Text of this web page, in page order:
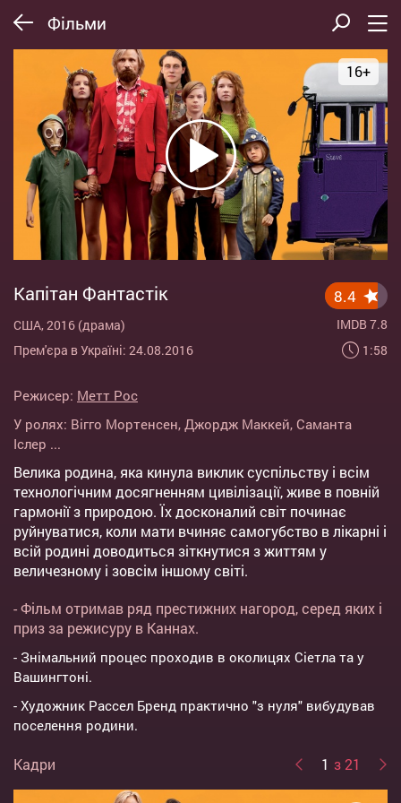
Фільми
16+
Капітан Фантастік
США, 2016 (драма)
Прем'єра в Україні: 24.08.2016
8.4
IMDB 7.8
1:58
Режисер: Метт Рос
У ролях: Вігго Мортенсен, Джордж Маккей, Саманта
Іслер ...
Велика родина, яка кинула виклик суспільству і всім
технологічним досягненням цивілізації, живе в повній
гармонії з природою. Їх досконалий світ починає
руйнуватися, коли мати вчиняє самогубство в лікарні і
всій родині доводиться зіткнутися з життям у
величезному і зовсім іншому світі.
- Фільм отримав ряд престижних нагород, серед яких і
приз за режисуру в Каннах.
- Знімальний процес проходив в околицях Сіетла та у
Вашингтоні.
- Художник Рассел Бренд практично "з нуля" вибудував
поселення родини.
Кадри 1 з 21